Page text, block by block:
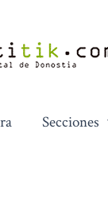
Secciones